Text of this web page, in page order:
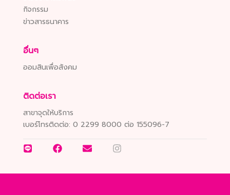
กิจกรรม
ข่าวสารธนาคาร
อื่นๆ
ออมสินเพื่อสังคม
ติดต่อเรา
สาขาจุดให้บริการ
เบอร์โทรติดต่อ: 0 2299 8000 ต่อ 155096-7